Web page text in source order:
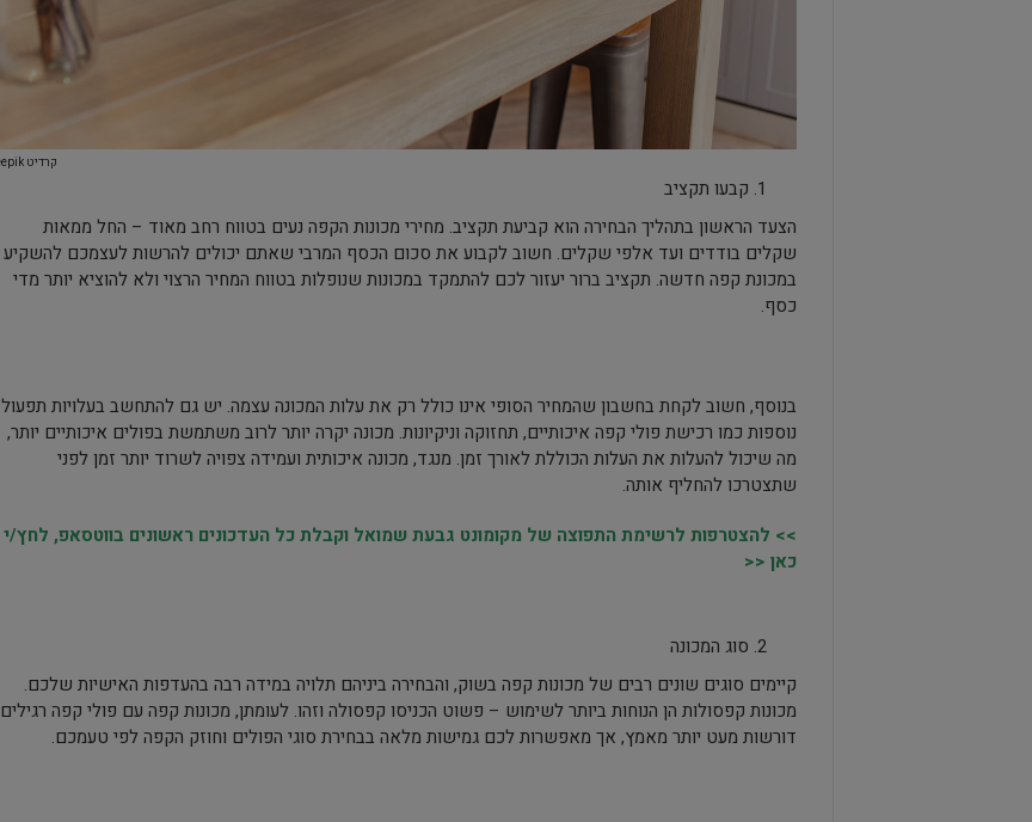
קרדיט freepik
קבעו תקציב
הצעד הראשון בתהליך הבחירה הוא קביעת תקציב. מחירי מכונות הקפה נעים בטווח רחב מאוד – החל ממאות
שקלים בודדים ועד אלפי שקלים. חשוב לקבוע את סכום הכסף המרבי שאתם יכולים להרשות לעצמכם להשקיע
במכונת קפה חדשה. תקציב ברור יעזור לכם להתמקד במכונות שנופלות בטווח המחיר הרצוי ולא להוציא יותר מדי
כסף.
בנוסף, חשוב לקחת בחשבון שהמחיר הסופי אינו כולל רק את עלות המכונה עצמה. יש גם להתחשב בעלויות תפעול
נוספות כמו רכישת פולי קפה איכותיים, תחזוקה וניקיונות. מכונה יקרה יותר לרוב משתמשת בפולים איכותיים יותר,
מה שיכול להעלות את העלות הכוללת לאורך זמן. מנגד, מכונה איכותית ועמידה צפויה לשרוד יותר זמן לפני
שתצטרכו להחליף אותה.
>> להצטרפות לרשימת התפוצה של מקומונט גבעת שמואל וקבלת כל העדכונים ראשונים בווטסאפ, לחץ/י
כאן <<
סוג המכונה
קיימים סוגים שונים רבים של מכונות קפה בשוק, והבחירה ביניהם תלויה במידה רבה בהעדפות האישיות שלכם.
מכונות קפסולות הן הנוחות ביותר לשימוש – פשוט הכניסו קפסולה וזהו. לעומתן, מכונות קפה עם פולי קפה רגילים
דורשות מעט יותר מאמץ, אך מאפשרות לכם גמישות מלאה בבחירת סוגי הפולים וחוזק הקפה לפי טעמכם.